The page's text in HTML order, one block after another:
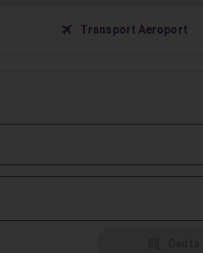
󰀝 Transport Aeroport